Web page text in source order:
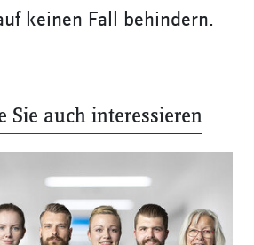
keinen Fall behindern.
Sie auch interessieren